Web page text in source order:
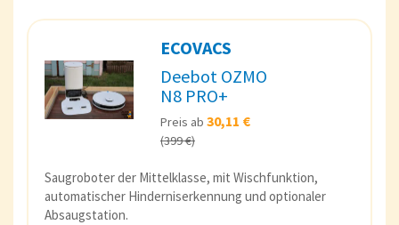
ECOVACS
Deebot OZMO
N8 PRO+
Preis ab 30,11 €
(399 €)
Saugroboter der Mittelklasse, mit Wischfunktion,
automatischer Hinderniserkennung und optionaler
Absaugstation.